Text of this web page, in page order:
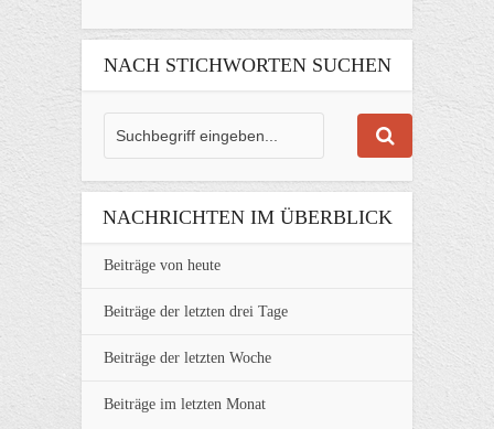
NACH STICHWORTEN SUCHEN
NACHRICHTEN IM ÜBERBLICK
Beiträge von heute
Beiträge der letzten drei Tage
Beiträge der letzten Woche
Beiträge im letzten Monat